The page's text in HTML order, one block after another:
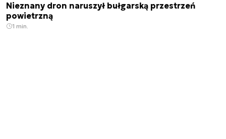
Nieznany dron naruszył bułgarską przestrzeń
powietrzną
1 min.